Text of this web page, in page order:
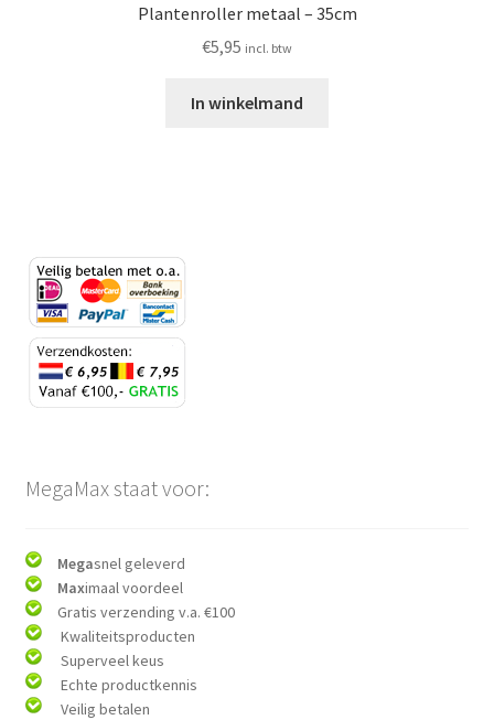
Plantenroller metaal – 35cm
€5,95 incl. btw
In winkelmand
MegaMax staat voor:
Megasnel geleverd
Maximaal voordeel
Gratis verzending v.a. €100
Kwaliteitsproducten
Superveel keus
Echte productkennis
Veilig betalen